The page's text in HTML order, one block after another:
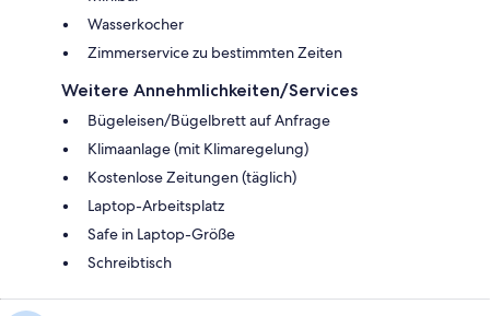
Wasserkocher
Zimmerservice zu bestimmten Zeiten
Weitere Annehmlichkeiten/Services
Bügeleisen/Bügelbrett auf Anfrage
Klimaanlage (mit Klimaregelung)
Kostenlose Zeitungen (täglich)
Laptop-Arbeitsplatz
Safe in Laptop-Größe
Schreibtisch